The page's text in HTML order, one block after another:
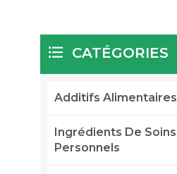
CATÉGORIES
Additifs Alimentaires
Ingrédients De Soins
Personnels